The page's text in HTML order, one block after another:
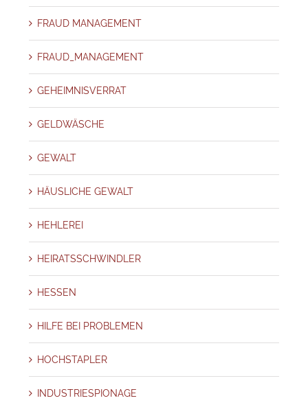
FRAUD MANAGEMENT
FRAUD_MANAGEMENT
GEHEIMNISVERRAT
GELDWÄSCHE
GEWALT
HÄUSLICHE GEWALT
HEHLEREI
HEIRATSSCHWINDLER
HESSEN
HILFE BEI PROBLEMEN
HOCHSTAPLER
INDUSTRIESPIONAGE